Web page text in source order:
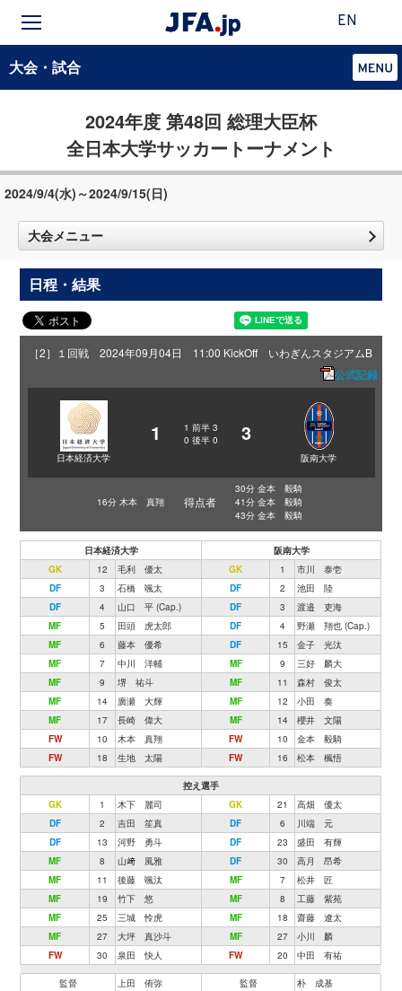
EN
大会・試合
2024年度 第48回 総理大臣杯
全日本大学サッカートーナメント
2024/9/4(水)～2024/9/15(日)
大会メニュー
日程・結果
［2］１回戦 2024年09月04日 11:00 KickOff いわぎんスタジアムB
公式記録
日本経済大学
1 1 前半 3
0 後半 0 3
阪南大学
16分 木本 真翔 得点者
30分 金本 毅騎
41分 金本 毅騎
43分 金本 毅騎
日本経済大学
阪南大学
GK
12 毛利 優太 GK 1
市川 泰壱
DF
3 石橋 颯太 DF 2
池田 陸
DF
4 山口 平 (Cap.) DF 3
渡邉 吏海
MF
5 田頭 虎太郎 DF 4
野瀬 翔也 (Cap.)
MF
6 藤本 優希 DF 15
金子 光汰
MF
7 中川 洋輔 MF 9
三好 麟大
MF
9 堺 祐斗 MF 11
森村 俊太
MF
14 廣瀬 大輝 MF 12
小田 奏
MF
17 長崎 偉大 MF 14
櫻井 文陽
FW
10 木本 真翔 FW 10
金本 毅騎
FW
18 生地 太陽 FW 16 松本 楓悟
控え選手
GK
1 木下 麗司 GK 21
高畑 優太
DF
2 吉田 笙真 DF 6
川端 元
DF
13 河野 勇斗 DF 23
盛田 有輝
MF
8 山﨑 風雅 DF 30
高月 昂希
MF
11 後藤 颯汰 MF 7
松井 匠
MF
19 竹下 悠 MF 8
工藤 紫苑
MF
25 三城 怜虎 MF 18
齋藤 遼太
MF
27 大坪 真沙斗 MF 27
小川 麟
FW
30 泉田 快人 FW 20 中田 有祐
監督 上田 侑弥 監督 朴 成基